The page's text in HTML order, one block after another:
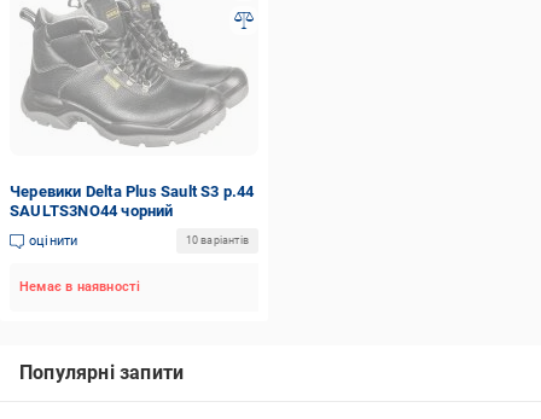
Черевики Delta Plus Sault S3 р.44
SAULTS3NO44 чорний
оцінити 10 варіантів
Немає в наявності
Популярні запити